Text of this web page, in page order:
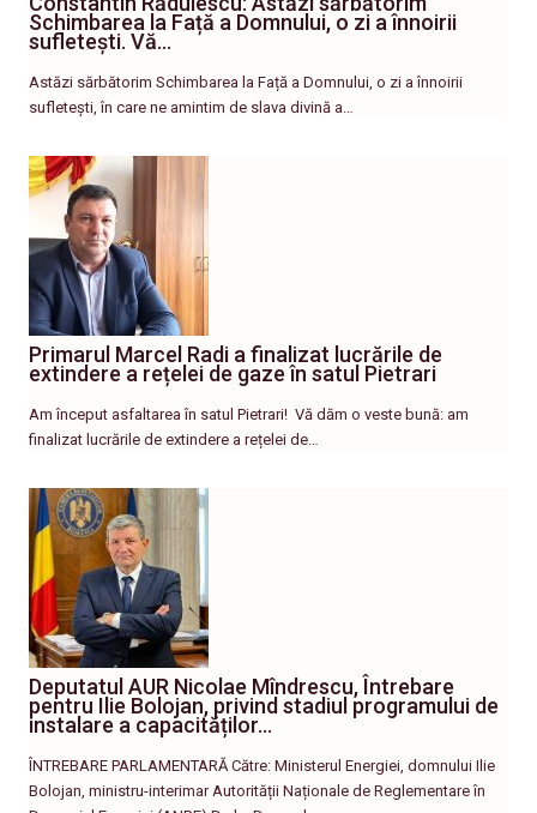
Schimbarea la Față a Domnului, o zi a înnoirii
sufletești. Vă…
Astăzi sărbătorim Schimbarea la Față a Domnului, o zi a înnoirii
sufletești, în care ne amintim de slava divină a…
Primarul Marcel Radi a finalizat lucrările de
extindere a rețelei de gaze în satul Pietrari
Am început asfaltarea în satul Pietrari! ​ Vă dăm o veste bună: am
finalizat lucrările de extindere a rețelei de…
Deputatul AUR Nicolae Mîndrescu, Întrebare
pentru Ilie Bolojan, privind stadiul programului de
instalare a capacităților…
ÎNTREBARE PARLAMENTARĂ Către: Ministerul Energiei, domnului Ilie
Bolojan, ministru-interimar Autorității Naționale de Reglementare în